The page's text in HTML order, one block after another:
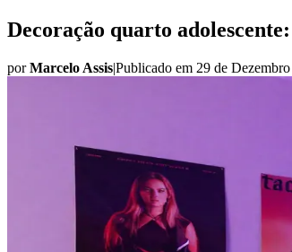
Decoração quarto
porMarcelo Assis|Publicado em 29 de